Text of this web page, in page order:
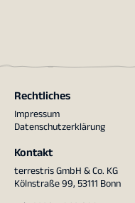
Rechtliches
Impressum
Datenschutzerklärung
Kontakt
terrestris GmbH & Co. KG
Kölnstraße 99, 53111 Bonn